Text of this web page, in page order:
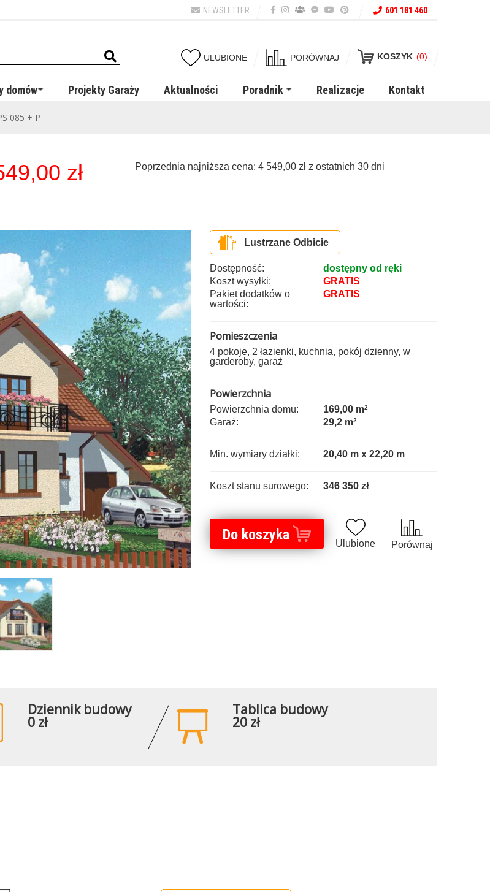
NEWSLETTER 601 181 460
ULUBIONE PORÓWNAJ KOSZYK (0)
domów Projekty Garaży Aktualności Poradnik Realizacje Kontakt
085 + P
złcena
Poprzednia najniższa cena: 4 549,00 zł z ostatnich 30 dni
Lustrzane Odbicie
Dostępność:
dostępny od ręki
Koszt wysyłki:
GRATIS
Pakiet dodatków o
wartości:
GRATIS
Pomieszczenia
4 pokoje, 2 łazienki, kuchnia, pokój dzienny, w
garderoby, garaż
Powierzchnia
Powierzchnia domu: 169,00 m2
Garaż: 29,2 m2
Min. wymiary działki: 20,40 m x 22,20 m
Koszt stanu surowego: 346 350 zł
Do koszyka
Ulubione Porównaj
Dziennik budowy
0 zł
Tablica budowy
20 zł